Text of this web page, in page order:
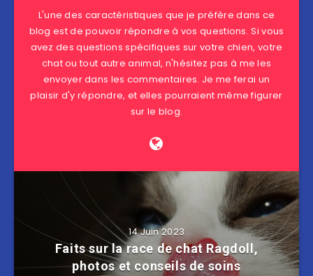
L'une des caractéristiques que je préfère dans ce
blog est de pouvoir répondre à vos questions. Si vous
avez des questions spécifiques sur votre chien, votre
chat ou tout autre animal, n'hésitez pas à me les
envoyer dans les commentaires. Je me ferai un
plaisir d'y répondre, et elles pourraient même figurer
sur le blog.
14 Juin 2023
Faits sur la race de chat Ragdoll,
photos et conseils de soins